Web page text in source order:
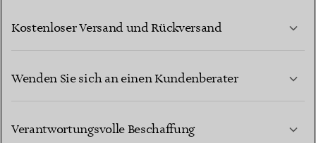
Kostenloser Versand und Rückversand
Wenden Sie sich an einen Kundenberater
Verantwortungsvolle Beschaffung